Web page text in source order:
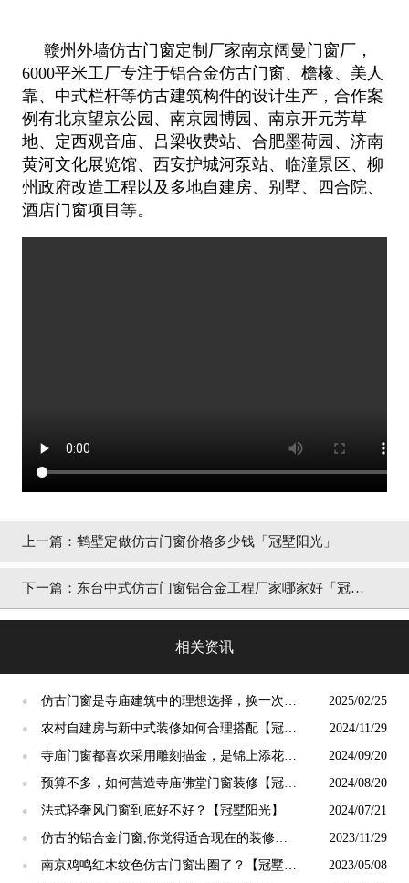
赣州外墙仿古门窗定制厂家南京阔曼门窗厂，
6000平米工厂专注于铝合金仿古门窗、檐椽、美人
靠、中式栏杆等仿古建筑构件的设计生产，合作案
例有北京望京公园、南京园博园、南京开元芳草
地、定西观音庙、吕梁收费站、合肥墨荷园、济南
黄河文化展览馆、西安护城河泵站、临潼景区、柳
州政府改造工程以及多地自建房、别墅、四合院、
酒店门窗项目等。
上一篇： 鹤壁定做仿古门窗价格多少钱「冠墅阳光」
下一篇： 东台中式仿古门窗铝合金工程厂家哪家好「冠墅
相关资讯
●
仿古门窗是寺庙建筑中的理想选择，换一次用
终生【冠墅阳光】
2025/02/25
●
农村自建房与新中式装修如何合理搭配【冠墅
阳光】
2024/11/29
●
寺庙门窗都喜欢采用雕刻描金，是锦上添花
吗？【冠墅阳光】
2024/09/20
●
预算不多，如何营造寺庙佛堂门窗装修【冠墅
阳光】
2024/08/20
● 法式轻奢风门窗到底好不好？【冠墅阳光】 2024/07/21
●
仿古的铝合金门窗,你觉得适合现在的装修吗?
【冠墅阳光】
2023/11/29
●
南京鸡鸣红木纹色仿古门窗出圈了？【冠墅阳
2023/05/08